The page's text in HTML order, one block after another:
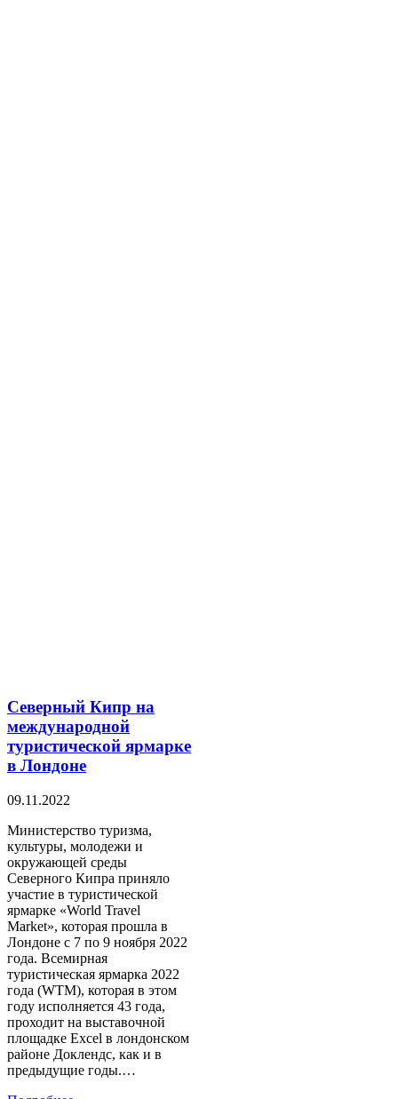
Северный Кипр на
международной
туристической ярмарке
в Лондоне
09.11.2022
Министерство туризма,
культуры, молодежи и
окружающей среды
Северного Кипра приняло
участие в туристической
ярмарке «World Travel
Market», которая прошла в
Лондоне с 7 по 9 ноября 2022
года. Всемирная
туристическая ярмарка 2022
года (WTM), которая в этом
году исполняется 43 года,
проходит на выставочной
площадке Excel в лондонском
районе Доклендс, как и в
предыдущие годы.…